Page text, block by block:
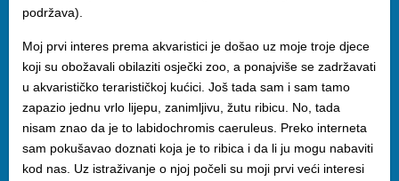
podržava).
Moj prvi interes prema akvaristici je došao uz moje troje djece
koji su obožavali obilaziti osječki zoo, a ponajviše se zadržavati
u akvarističko terarističkoj kućici. Još tada sam i sam tamo
zapazio jednu vrlo lijepu, zanimljivu, žutu ribicu. No, tada
nisam znao da je to labidochromis caeruleus. Preko interneta
sam pokušavao doznati koja je to ribica i da li ju mogu nabaviti
kod nas. Uz istraživanje o njoj počeli su moji prvi veći interesi